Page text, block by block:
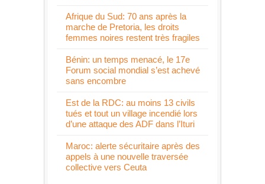
Afrique du Sud: 70 ans après la
marche de Pretoria, les droits
femmes noires restent très fragiles
Bénin: un temps menacé, le 17e
Forum social mondial s’est achevé
sans encombre
Est de la RDC: au moins 13 civils
tués et tout un village incendié lors
d’une attaque des ADF dans l’Ituri
Maroc: alerte sécuritaire après des
appels à une nouvelle traversée
collective vers Ceuta